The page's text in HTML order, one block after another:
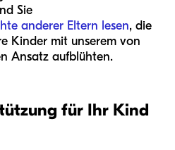
Sie
anderer Eltern lesen, die
Kinder mit unserem von
Ansatz aufblühten.
für Ihr Kind